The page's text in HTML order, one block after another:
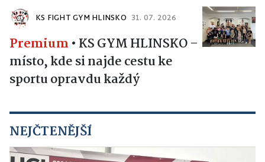
KS FIGHT GYM HLINSKO 31. 07. 2026
Premium • KS GYM HLINSKO –
místo, kde si najde cestu ke
sportu opravdu každý
NEJČTENĚJŠÍ